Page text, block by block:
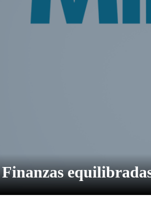
Finanzas